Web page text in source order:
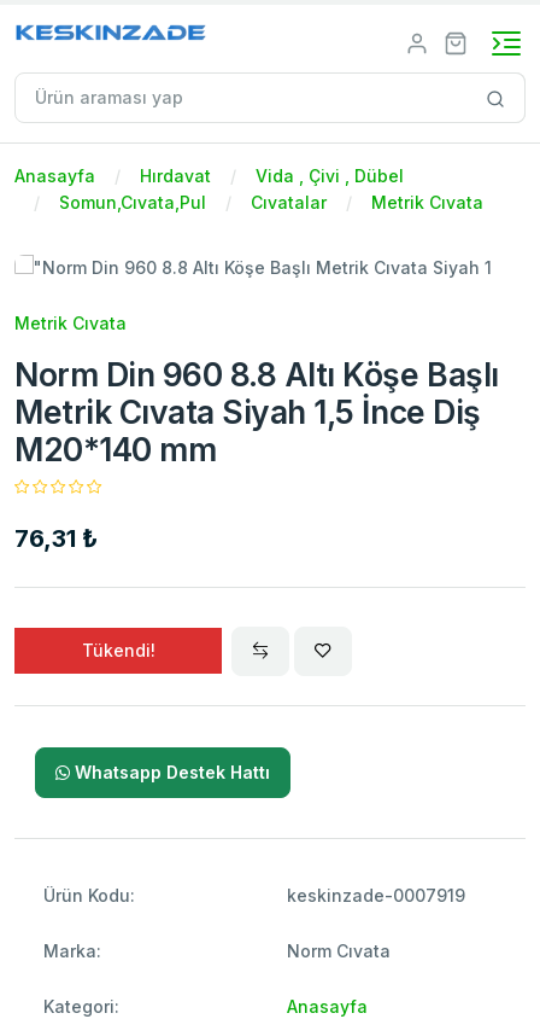
Anasayfa Hırdavat
Vida , Çivi , Dübel
Somun,Cıvata,Pul
Cıvatalar Metrik Cıvata
Metrik Cıvata
Norm Din 960 8.8 Altı Köşe Başlı
Metrik Cıvata Siyah 1,5 İnce Diş
M20*140 mm
76,31 ₺
Tükendi!
Whatsapp Destek Hattı
Ürün Kodu: keskinzade-0007919
Marka: Norm Cıvata
Kategori: Anasayfa